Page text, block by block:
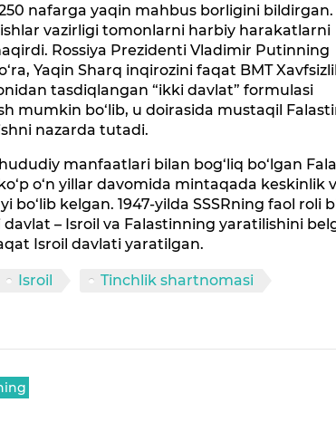
nafarga yaqin mahbus borligini bildirgan.
ishlar vazirligi tomonlarni harbiy harakatlarni
Rossiya Prezidenti Vladimir Putinning
Yaqin Sharq inqirozini faqat BMT
tasdiqlangan “ikki davlat” formulasi
mumkin bo‘lib, u doirasida mustaqil
nazarda tutadi.
manfaatlari bilan bog‘liq bo‘lgan
o‘n yillar davomida mintaqada keskinlik
bo‘lib kelgan. 1947-yilda SSSRning faol roli
davlat – Isroil va Falastinning yaratilishini
Isroil davlati yaratilgan.
Isroil
Tinchlik shartnomasi